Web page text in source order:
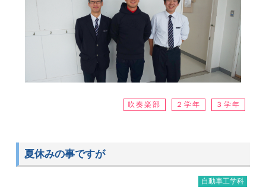
吹奏楽部 ２学年 ３学年
夏休みの事ですが
自動車工学科